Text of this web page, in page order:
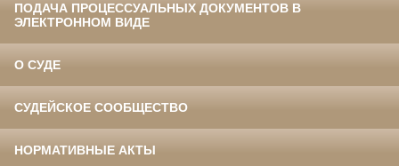
ПОДАЧА ПРОЦЕССУАЛЬНЫХ ДОКУМЕНТОВ В
ЭЛЕКТРОННОМ ВИДЕ
О СУДЕ
СУДЕЙСКОЕ СООБЩЕСТВО
НОРМАТИВНЫЕ АКТЫ